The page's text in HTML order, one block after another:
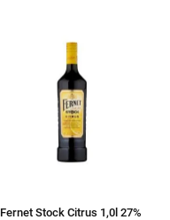
Fernet Stock Citrus 1,0l 27%